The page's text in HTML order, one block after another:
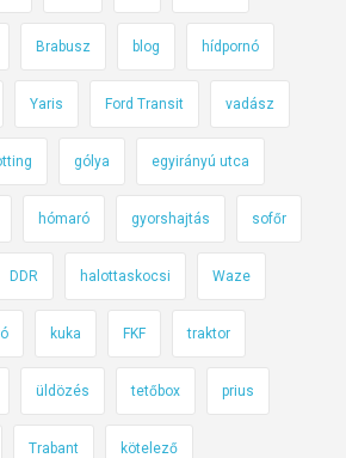
a
a
u
t
m
r
k
a
k
e
Brabusz blog hídpornó
Yaris Ford Transit vadász
gólya egyirányú utca
hómaró gyorshajtás sofőr
DDR halottaskocsi Waze
kuka FKF traktor
üldözés tetőbox prius
Trabant kötelező